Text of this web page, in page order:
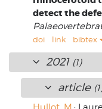
detect the
doi link bibtex
2021 (1)
article